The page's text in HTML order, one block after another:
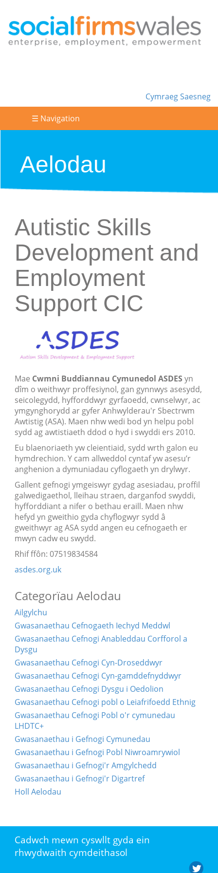
CymraegSaesneg
☰ Navigation
Aelodau
Autistic Skills
Development and
Employment
Support CIC
Mae Cwmni Buddiannau Cymunedol ASDES yn
dîm o weithwyr proffesiynol, gan gynnwys asesydd,
seicolegydd, hyfforddwyr gyrfaoedd, cwnselwyr, ac
ymgynghorydd ar gyfer Anhwylderau'r Sbectrwm
Awtistig (ASA). Maen nhw wedi bod yn helpu pobl
sydd ag awtistiaeth ddod o hyd i swyddi ers 2010.
Eu blaenoriaeth yw cleientiaid, sydd wrth galon eu
hymdrechion. Y cam allweddol cyntaf yw asesu’r
anghenion a dymuniadau cyflogaeth yn drylwyr.
Gallent gefnogi ymgeiswyr gydag asesiadau, proffil
galwedigaethol, lleihau straen, darganfod swyddi,
hyfforddiant a nifer o bethau eraill. Maen nhw
hefyd yn gweithio gyda chyflogwyr sydd â
gweithwyr ag ASA sydd angen eu cefnogaeth er
mwyn cadw eu swydd.
Rhif ffôn: 07519834584
asdes.org.uk
Categorïau Aelodau
Ailgylchu
Gwasanaethau Cefnogaeth Iechyd Meddwl
Gwasanaethau Cefnogi Anableddau Corfforol a
Dysgu
Gwasanaethau Cefnogi Cyn-Droseddwyr
Gwasanaethau Cefnogi Cyn-gamddefnyddwyr
Gwasanaethau Cefnogi Dysgu i Oedolion
Gwasanaethau Cefnogi pobl o Leiafrifoedd Ethnig
Gwasanaethau Cefnogi Pobl o'r cymunedau
LHDTC+
Gwasanaethau i Gefnogi Cymunedau
Gwasanaethau i Gefnogi Pobl Niwroamrywiol
Gwasanaethau i Gefnogi'r Amgylchedd
Gwasanaethau i Gefnogi'r Digartref
Holl Aelodau
Cadwch mewn cyswllt gyda ein
rhwydwaith cymdeithasol